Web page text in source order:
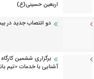
اربعین حسینی(ع)
دو انتصاب جدید در
برگزاری ششمین
آشنایی با خدمات «تیم